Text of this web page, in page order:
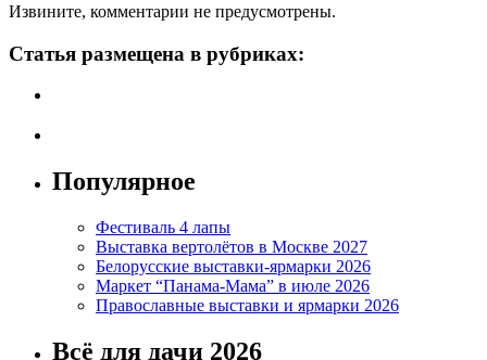
Извините, комментарии не предусмотрены.
Статья размещена в рубриках:
Популярное
Фестиваль 4 лапы
Выставка вертолётов в Москве 2027
Белорусские выставки-ярмарки 2026
Маркет “Панама-Мама” в июле 2026
Православные выставки и ярмарки 2026
Всё для дачи 2026